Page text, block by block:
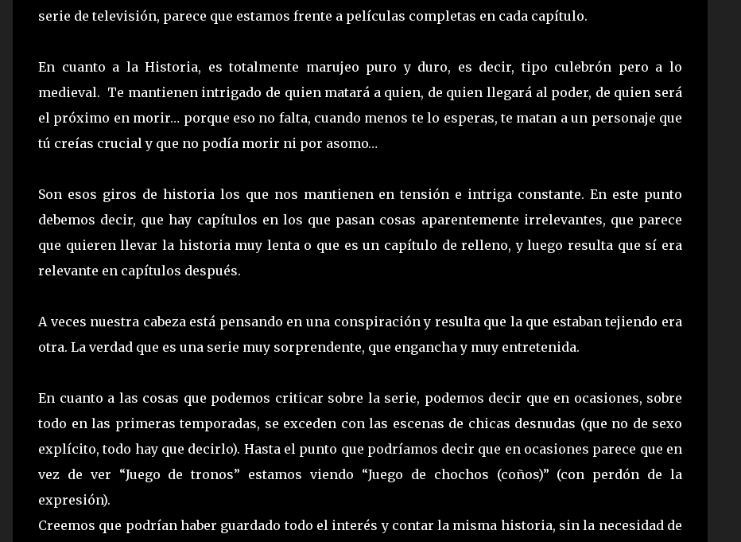
serie de televisión, parece que estamos frente a películas completas en cada capítulo.
En cuanto a la Historia, es totalmente marujeo puro y duro, es decir, tipo culebrón pero a lo
medieval. Te mantienen intrigado de quien matará a quien, de quien llegará al poder, de quien será
el próximo en morir… porque eso no falta, cuando menos te lo esperas, te matan a un personaje que
tú creías crucial y que no podía morir ni por asomo…
Son esos giros de historia los que nos mantienen en tensión e intriga constante. En este punto
debemos decir, que hay capítulos en los que pasan cosas aparentemente irrelevantes, que parece
que quieren llevar la historia muy lenta o que es un capítulo de relleno, y luego resulta que sí era
relevante en capítulos después.
A veces nuestra cabeza está pensando en una conspiración y resulta que la que estaban tejiendo era
otra. La verdad que es una serie muy sorprendente, que engancha y muy entretenida.
En cuanto a las cosas que podemos criticar sobre la serie, podemos decir que en ocasiones, sobre
todo en las primeras temporadas, se exceden con las escenas de chicas desnudas (que no de sexo
explícito, todo hay que decirlo). Hasta el punto que podríamos decir que en ocasiones parece que en
vez de ver “Juego de tronos” estamos viendo “Juego de chochos (coños)” (con perdón de la
expresión).
Creemos que podrían haber guardado todo el interés y contar la misma historia, sin la necesidad de